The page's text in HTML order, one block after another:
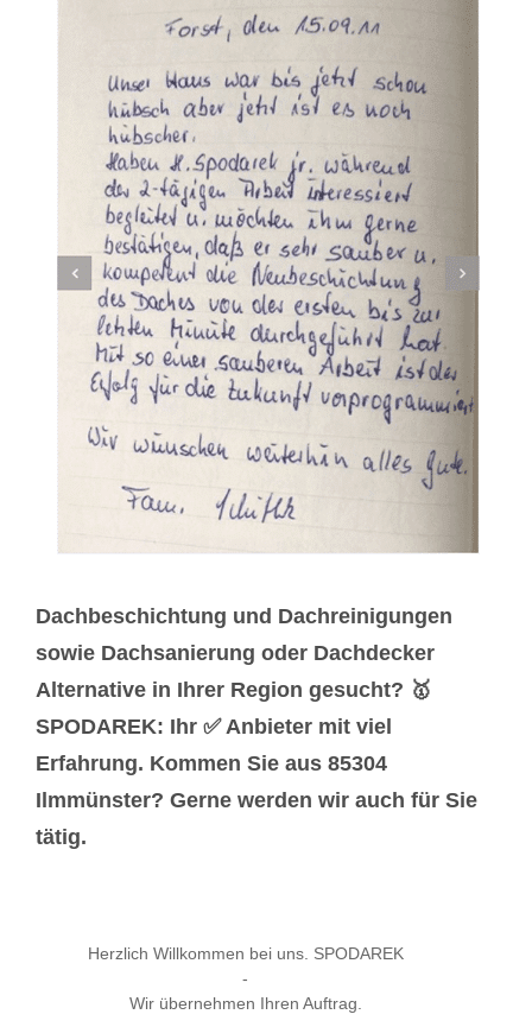
Dachbeschichtung und Dachreinigungen
sowie Dachsanierung oder Dachdecker
Alternative in Ihrer Region gesucht? 🥇
SPODAREK: Ihr ✅ Anbieter mit viel
Erfahrung. Kommen Sie aus 85304
Ilmmünster? Gerne werden wir auch für Sie
tätig.
Herzlich Willkommen bei uns. SPODAREK
-
Wir übernehmen Ihren Auftrag.